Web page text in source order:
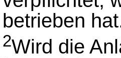
betrieben
2Wird die